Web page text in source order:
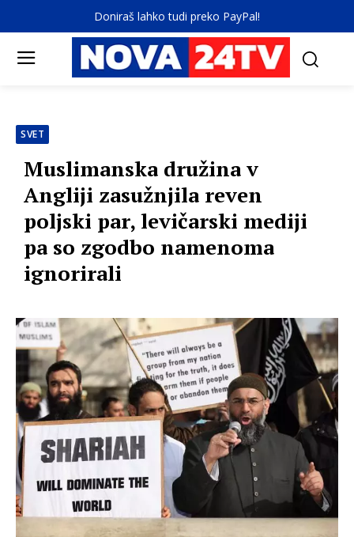
Doniraš lahko tudi preko PayPal!
SVET
Muslimanska družina v
Angliji zasužnjila reven
poljski par, levičarski mediji
pa so zgodbo namenoma
ignorirali